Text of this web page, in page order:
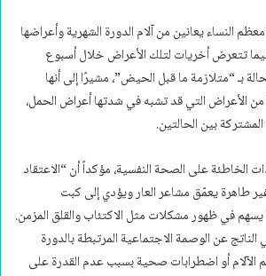
النساء يعانين من آلام الدورة الشهرية وأعراضها
تتعرض أخريات لتلك الأعراض خلال أسبوع
بـ “متلازمة ما قبل الحيض”، مشيرًا إلى أنها
الأعراض التي قد تشبه في شدتها أعراض الحمل،
بين الحالتين.
الخاطئة على الصحة النفسية، مؤكداً أن “الاعتقاد
طاهرة يعمّق مشاعر العار ويؤدي إلى كبت
في ظهور مشكلات مثل الاكتئاب والقلق المزمن.
عن الوصمة الاجتماعية المرتبطة بالدورة
الآلام أو اضطرابات صحية بسبب عدم القدرة على